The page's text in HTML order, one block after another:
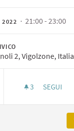
2022 · 21:00 - 23:00
2, Vigolzone, Italia
3 3
SEGUI